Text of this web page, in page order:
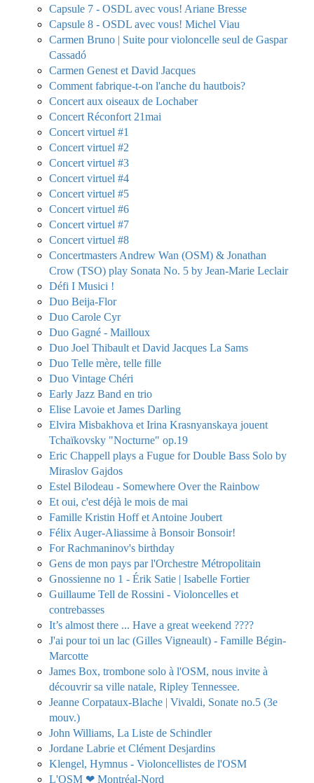
Capsule 7 - OSDL avec vous! Ariane Bresse
Capsule 8 - OSDL avec vous! Michel Viau
Carmen Bruno | Suite pour violoncelle seul de Gaspar
Cassadó
Carmen Genest et David Jacques
Comment fabrique-t-on l'anche du hautbois?
Concert aux oiseaux de Lochaber
Concert Réconfort 21mai
Concert virtuel #1
Concert virtuel #2
Concert virtuel #3
Concert virtuel #4
Concert virtuel #5
Concert virtuel #6
Concert virtuel #7
Concert virtuel #8
Concertmasters Andrew Wan (OSM) & Jonathan
Crow (TSO) play Sonata No. 5 by Jean-Marie Leclair
Défi I Musici !
Duo Beija-Flor
Duo Carole Cyr
Duo Gagné - Mailloux
Duo Joel Thibault et David Jacques La Sams
Duo Telle mère, telle fille
Duo Vintage Chéri
Early Jazz Band en trio
Elise Lavoie et James Darling
Elvira Misbakhova et Irina Krasnyanskaya jouent
Tchaïkovsky "Nocturne" op.19
Eric Chappell plays a Fugue for Double Bass Solo by
Miraslov Gajdos
Estel Bilodeau - Somewhere Over the Rainbow
Et oui, c'est déjà le mois de mai
Famille Kristin Hoff et Antoine Joubert
Félix Auger-Aliassime à Bonsoir Bonsoir!
For Rachmaninov's birthday
Gens de mon pays par l'Orchestre Métropolitain
Gnossienne no 1 - Érik Satie | Isabelle Fortier
Guillaume Tell de Rossini - Violoncelles et
contrebasses
It’s almost there ... Have a great weekend ????
J'ai pour toi un lac (Gilles Vigneault) - Famille Bégin-
Marcotte
James Box, trombone solo à l'OSM, nous invite à
découvrir sa ville natale, Ripley Tennessee.
Jeanne Corpataux-Blache | Vivaldi, Sonate no.5 (3e
mouv.)
John Williams, La Liste de Schindler
Jordane Labrie et Clément Desjardins
Klengel, Hymnus - Violoncellistes de l'OSM
L'OSM ❤ Montréal-Nord